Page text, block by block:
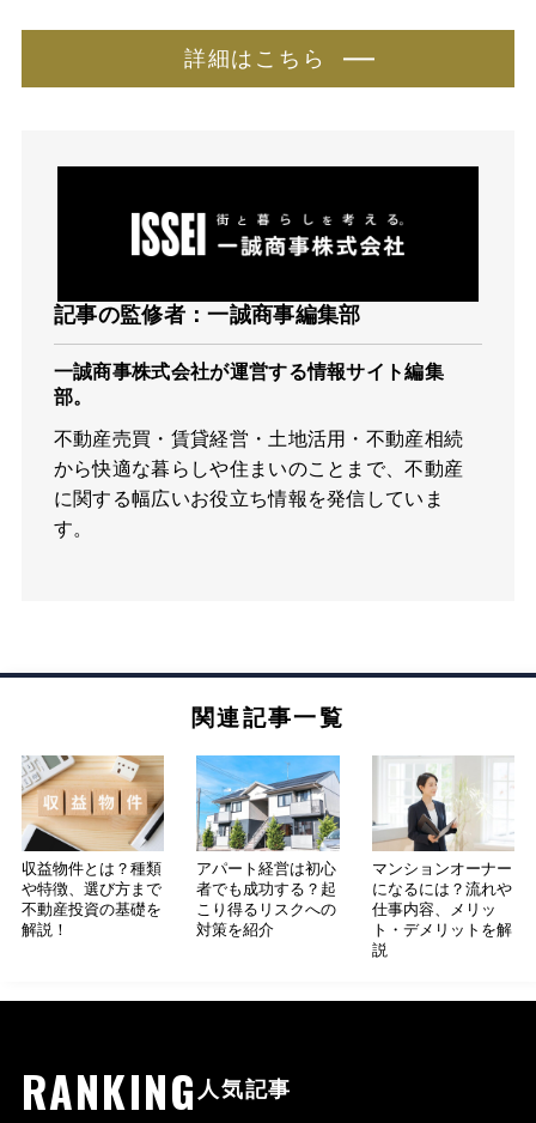
詳細はこちら
記事の監修者：一誠商事編集部
一誠商事株式会社が運営する情報サイト編集
部。
不動産売買・賃貸経営・土地活用・不動産相続
から快適な暮らしや住まいのことまで、不動産
に関する幅広いお役立ち情報を発信していま
す。
関連記事一覧
収益物件とは？種類
や特徴、選び方まで
不動産投資の基礎を
解説！
アパート経営は初心
者でも成功する？起
こり得るリスクへの
対策を紹介
マンションオーナー
になるには？流れや
仕事内容、メリッ
ト・デメリットを解
説
RANKING 人気記事